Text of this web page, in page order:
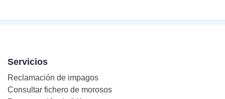
Servicios
Reclamación de impagos
Consultar fichero de morosos